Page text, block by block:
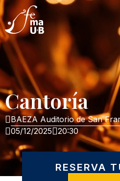
Cantoría
BAEZA Auditorio de San
05/12/2025
20:30
RESERVA